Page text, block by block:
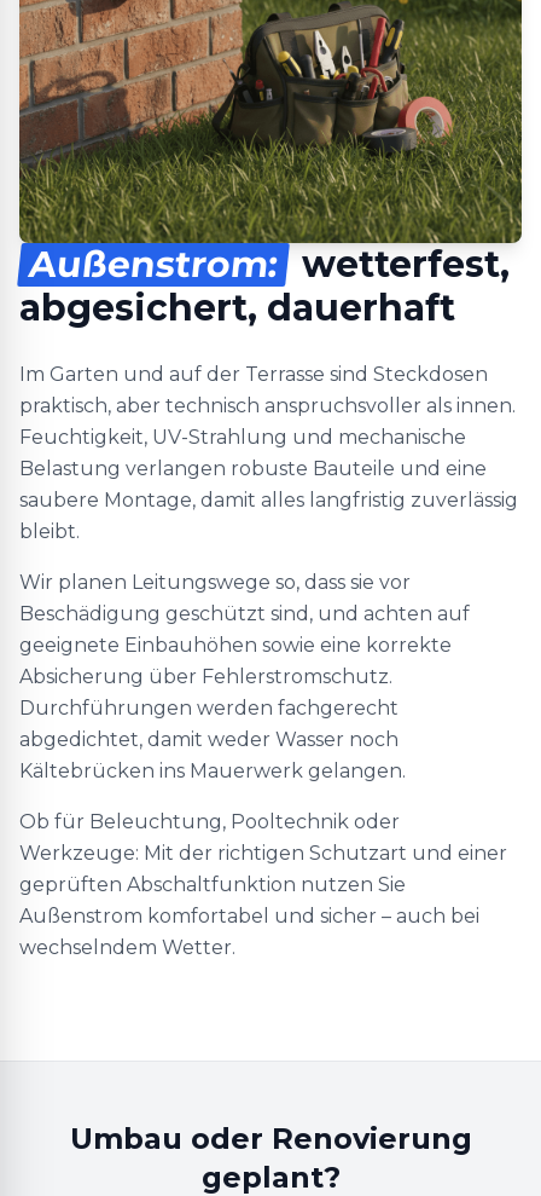
Außenstrom: wetterfest,
abgesichert, dauerhaft
Im Garten und auf der Terrasse sind Steckdosen
praktisch, aber technisch anspruchsvoller als innen.
Feuchtigkeit, UV-Strahlung und mechanische
Belastung verlangen robuste Bauteile und eine
saubere Montage, damit alles langfristig zuverlässig
bleibt.
Wir planen Leitungswege so, dass sie vor
Beschädigung geschützt sind, und achten auf
geeignete Einbauhöhen sowie eine korrekte
Absicherung über Fehlerstromschutz.
Durchführungen werden fachgerecht
abgedichtet, damit weder Wasser noch
Kältebrücken ins Mauerwerk gelangen.
Ob für Beleuchtung, Pooltechnik oder
Werkzeuge: Mit der richtigen Schutzart und einer
geprüften Abschaltfunktion nutzen Sie
Außenstrom komfortabel und sicher – auch bei
wechselndem Wetter.
Umbau oder Renovierung
geplant?